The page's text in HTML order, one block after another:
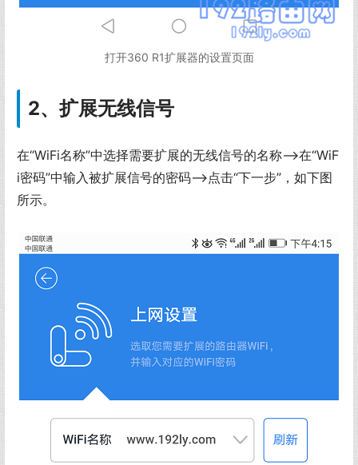
打开360 R1扩展器的设置页面
2、扩展无线信号
在“WiFi名称”中选择需要扩展的无线信号的名称——>在“WiF
i密码”中输入被扩展信号的密码——>点击“下一步”，如下图
所示。